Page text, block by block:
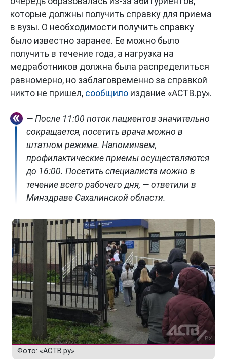
которые должны получить справку для приема
в вузы. О необходимости получить справку
было известно заранее. Ее можно было
получить в течение года, а нагрузка на
медработников должна была распределиться
равномерно, но заблаговременно за справкой
никто не пришел, сообщилоиздание «АСТВ.ру».
— После 11:00 поток пациентов значительно
сокращается, посетить врача можно в
штатном режиме. Напоминаем,
профилактические приемы осуществляются
до 16:00. Посетить специалиста можно в
течение всего рабочего дня, — ответили в
Минздраве Сахалинской области.
Фото: «АСТВ.ру»